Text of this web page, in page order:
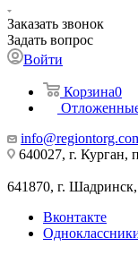
Заказать звонок
Задать вопрос
Войти
Корзина0
640027, г. Курган,
641870, г.
Вконтакте